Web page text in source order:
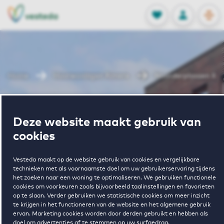
Deze website maakt gebruik van
cookies
Vesteda maakt op de website gebruik van cookies en vergelijkbare
technieken met als voornaamste doel om uw gebruikerservaring tijdens
het zoeken naar een woning te optimaliseren. We gebruiken functionele
cookies om voorkeuren zoals bijvoorbeeld taalinstellingen en favorieten
op te slaan. Verder gebruiken we statistische cookies om meer inzicht
te krijgen in het functioneren van de website en het algemene gebruik
ervan. Marketing cookies worden door derden gebruikt en hebben als
FAVORIETEN
Opgeslagen
INLOGGEN
NL
EN
Noorderplassen II
Wonen in
Noorderplassen
II